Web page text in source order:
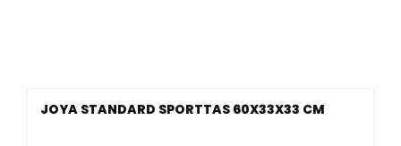
JOYA STANDARD SPORTTAS 60X33X33 CM